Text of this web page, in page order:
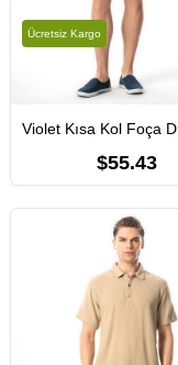
$55.43
Ücretsiz Kargo